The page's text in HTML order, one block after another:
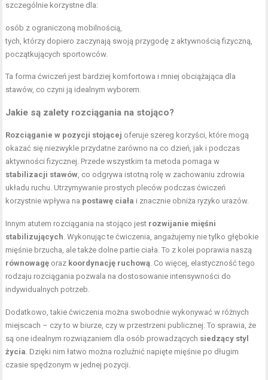
szczególnie korzystne dla:
osób z ograniczoną mobilnością,
tych, którzy dopiero zaczynają swoją przygodę z aktywnością fizyczną,
początkujących sportowców.
Ta forma ćwiczeń jest bardziej komfortowa i mniej obciążająca dla
stawów, co czyni ją idealnym wyborem.
Jakie są zalety rozciągania na stojąco?
Rozciąganie w pozycji stojącej oferuje szereg korzyści, które mogą
okazać się niezwykle przydatne zarówno na co dzień, jak i podczas
aktywności fizycznej. Przede wszystkim ta metoda pomaga w
stabilizacji stawów, co odgrywa istotną rolę w zachowaniu zdrowia
układu ruchu. Utrzymywanie prostych pleców podczas ćwiczeń
korzystnie wpływa na postawę ciała i znacznie obniża ryzyko urazów.
Innym atutem rozciągania na stojąco jest rozwijanie mięśni
stabilizujących. Wykonując te ćwiczenia, angażujemy nie tylko głębokie
mięśnie brzucha, ale także dolne partie ciała. To z kolei poprawia naszą
równowagę oraz koordynację ruchową. Co więcej, elastyczność tego
rodzaju rozciągania pozwala na dostosowanie intensywności do
indywidualnych potrzeb.
Dodatkowo, takie ćwiczenia można swobodnie wykonywać w różnych
miejscach – czy to w biurze, czy w przestrzeni publicznej. To sprawia, że
są one idealnym rozwiązaniem dla osób prowadzących siedzący styl
życia. Dzięki nim łatwo można rozluźnić napięte mięśnie po długim
czasie spędzonym w jednej pozycji.